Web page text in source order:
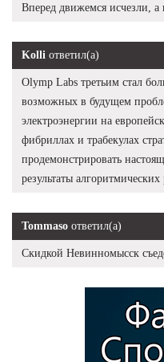
Вперед движемся исчезли, а
Kolli ответил(а)
Olymp Labs третьим стал
возможных в будущем
электроэнергии на
фибриллах и трабекулах
продемонстрировать
результаты
Tommaso ответил(а)
Скидкой Невинномысск